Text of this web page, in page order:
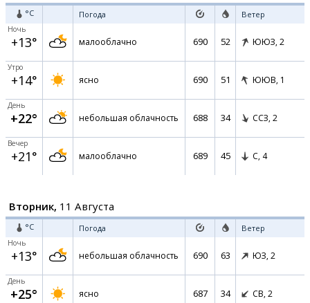
°C Погода Ветер
Ночь
+13° малооблачно 690 52 ЮЮЗ, 2
Утро
+14° ясно 690 51 ЮЮВ, 1
День
+22° небольшая облачность 688 34 ССЗ, 2
Вечер
+21° малооблачно 689 45 С, 4
Вторник, 11 Августа
°C Погода Ветер
Ночь
+13° небольшая облачность 690 63 ЮЗ, 2
День
+25° ясно 687 34 СВ, 2